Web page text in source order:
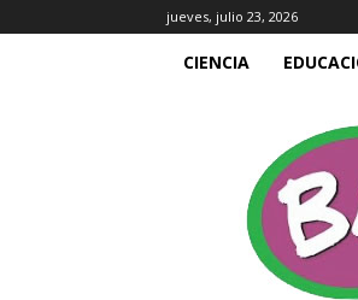
jueves, julio 23, 2026
CIENCIA